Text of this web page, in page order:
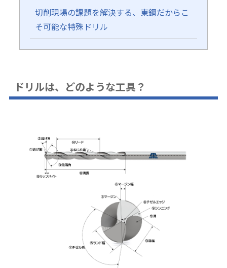
切削現場の課題を解決する、東鋼だからこ
そ可能な特殊ドリル
ドリルは、どのような工具？